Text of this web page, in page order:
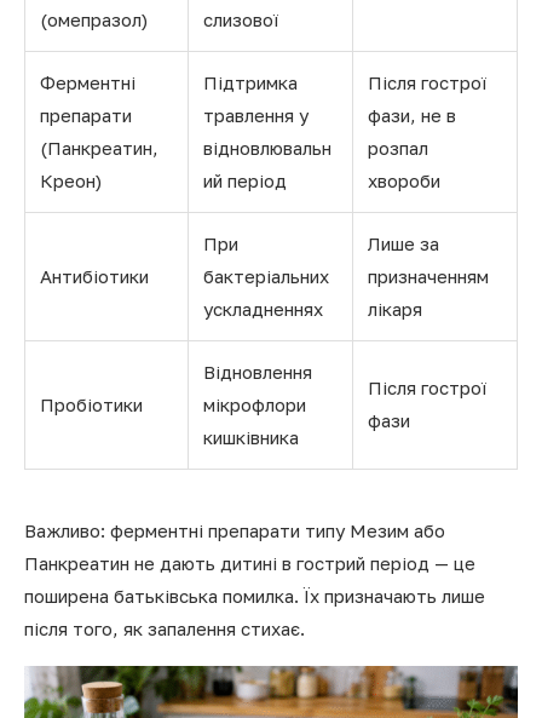
(омепразол)
слизової
Ферментні
препарати
(Панкреатин,
Креон)
Підтримка
травлення у
відновлювальн
ий період
Після гострої
фази, не в
розпал
хвороби
Антибіотики
При
бактеріальних
ускладненнях
Лише за
призначенням
лікаря
Пробіотики
Відновлення
мікрофлори
кишківника
Після гострої
фази
Важливо: ферментні препарати типу Мезим або
Панкреатин не дають дитині в гострий період — це
поширена батьківська помилка. Їх призначають лише
після того, як запалення стихає.